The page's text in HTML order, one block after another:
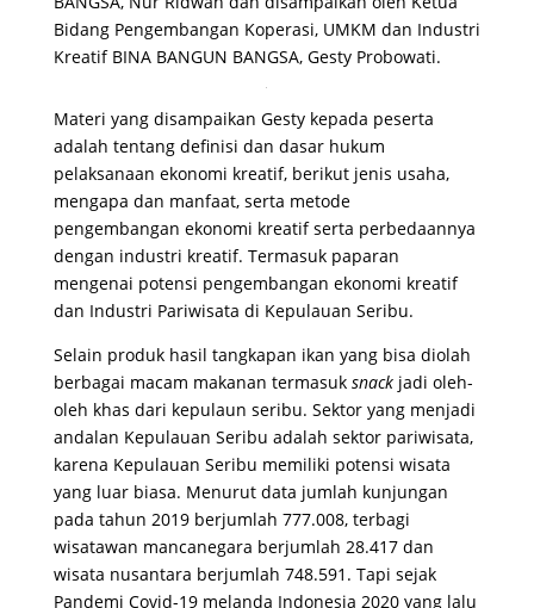
Bidang Pengembangan Koperasi, UMKM dan Industri
Kreatif BINA BANGUN BANGSA, Gesty Probowati.
Materi yang disampaikan Gesty kepada peserta
adalah tentang definisi dan dasar hukum
pelaksanaan ekonomi kreatif, berikut jenis usaha,
mengapa dan manfaat, serta metode
pengembangan ekonomi kreatif serta perbedaannya
dengan industri kreatif. Termasuk paparan
mengenai potensi pengembangan ekonomi kreatif
dan Industri Pariwisata di Kepulauan Seribu.
Selain produk hasil tangkapan ikan yang bisa diolah
berbagai macam makanan termasuk snackjadi oleh-
oleh khas dari kepulaun seribu. Sektor yang menjadi
andalan Kepulauan Seribu adalah sektor pariwisata,
karena Kepulauan Seribu memiliki potensi wisata
yang luar biasa. Menurut data jumlah kunjungan
pada tahun 2019 berjumlah 777.008, terbagi
wisatawan mancanegara berjumlah 28.417 dan
wisata nusantara berjumlah 748.591. Tapi sejak
Pandemi Covid-19 melanda Indonesia 2020 yang lalu